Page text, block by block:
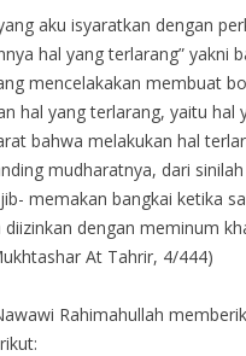
aku isyaratkan dengan
hal yang terlarang” yakni
mencelakakan membuat
hal yang terlarang, yaitu hal
bahwa melakukan hal
mudharatnya, dari
memakan bangkai ketika
diizinkan dengan meminum
At Tahrir, 4/444)
Rahimahullah